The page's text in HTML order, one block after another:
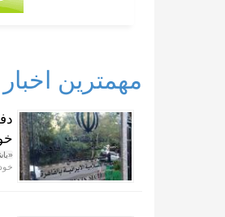
مهمترین